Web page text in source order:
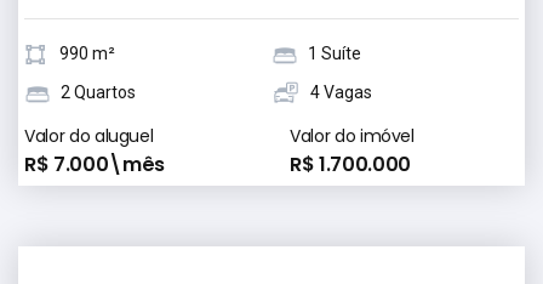
990 m²
1 Suíte
2 Quartos
4 Vagas
Valor do aluguel
R$ 7.000\mês
Valor do imóvel
R$ 1.700.000